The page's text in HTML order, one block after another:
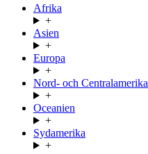
Afrika
+
Asien
+
Europa
+
Nord- och Centralamerika
+
Oceanien
+
Sydamerika
+